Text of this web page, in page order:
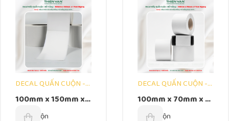
DECAL QUẤN CUỘN -
BẾ TRẮNG,NHÃN DÁN
100mm x 150mm x 1
Tem Ngang – Decal
Unit:Cuộn
DECAL QUẤN CUỘN -
BẾ TRẮNG ,NHÃN DÁN
100mm x 70mm x 1
Tem Ngang – Decal
Unit:Cuộn